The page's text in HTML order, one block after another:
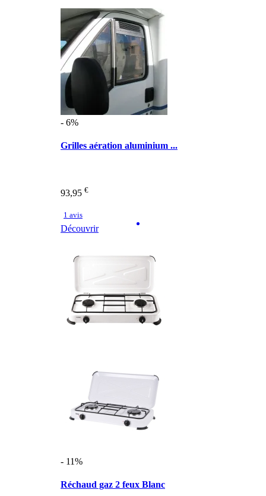
- 6%
Grilles aération aluminium ...
93,95 €
1 avis
Découvrir
- 11%
Réchaud gaz 2 feux Blanc